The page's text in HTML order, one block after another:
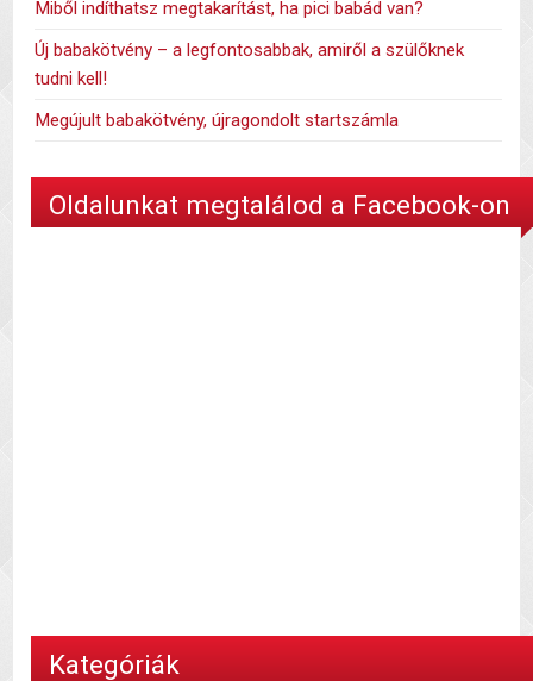
Miből indíthatsz megtakarítást, ha pici babád van?
Új babakötvény – a legfontosabbak, amiről a szülőknek
tudni kell!
Megújult babakötvény, újragondolt startszámla
Oldalunkat megtalálod a Facebook-on
Kategóriák